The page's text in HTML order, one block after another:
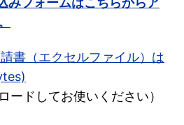
書（エクセルファイル）は
ードしてお使いください）